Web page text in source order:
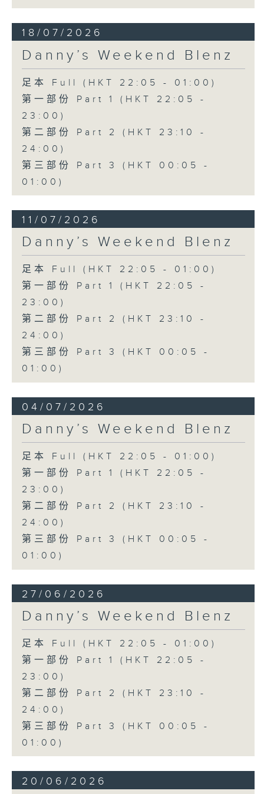
18/07/2026
Danny’s Weekend Blenz
足本 Full (HKT 22:05 - 01:00)
第一部份 Part 1 (HKT 22:05 -
23:00)
第二部份 Part 2 (HKT 23:10 -
24:00)
第三部份 Part 3 (HKT 00:05 -
01:00)
11/07/2026
Danny’s Weekend Blenz
足本 Full (HKT 22:05 - 01:00)
第一部份 Part 1 (HKT 22:05 -
23:00)
第二部份 Part 2 (HKT 23:10 -
24:00)
第三部份 Part 3 (HKT 00:05 -
01:00)
04/07/2026
Danny’s Weekend Blenz
足本 Full (HKT 22:05 - 01:00)
第一部份 Part 1 (HKT 22:05 -
23:00)
第二部份 Part 2 (HKT 23:10 -
24:00)
第三部份 Part 3 (HKT 00:05 -
01:00)
27/06/2026
Danny’s Weekend Blenz
足本 Full (HKT 22:05 - 01:00)
第一部份 Part 1 (HKT 22:05 -
23:00)
第二部份 Part 2 (HKT 23:10 -
24:00)
第三部份 Part 3 (HKT 00:05 -
01:00)
20/06/2026